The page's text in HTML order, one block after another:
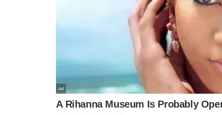
Anitta se apresentou no Coachella, onde na abertura